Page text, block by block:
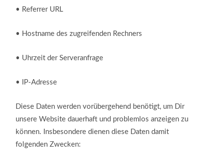
• Referrer URL
• Hostname des zugreifenden Rechners
• Uhrzeit der Serveranfrage
• IP-Adresse
Diese Daten werden vorübergehend benötigt, um Dir
unsere Website dauerhaft und problemlos anzeigen zu
können. Insbesondere dienen diese Daten damit
folgenden Zwecken: